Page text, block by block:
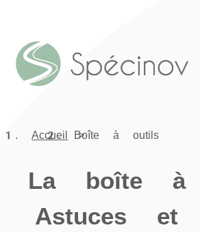
Accueil Boîte à outils
La boîte à
Astuces et